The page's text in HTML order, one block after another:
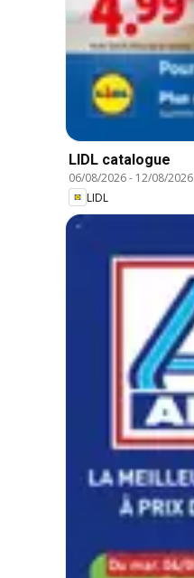
LIDL catalogue
06/08/2026- 12/08/2026
LIDL